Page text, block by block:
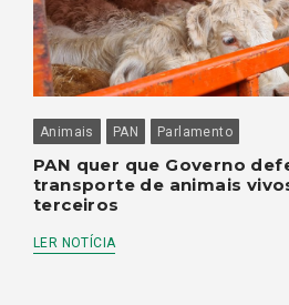
Animais PAN Parlamento
PAN quer que Governo
transporte de animais
terceiros
LER NOTÍCIA